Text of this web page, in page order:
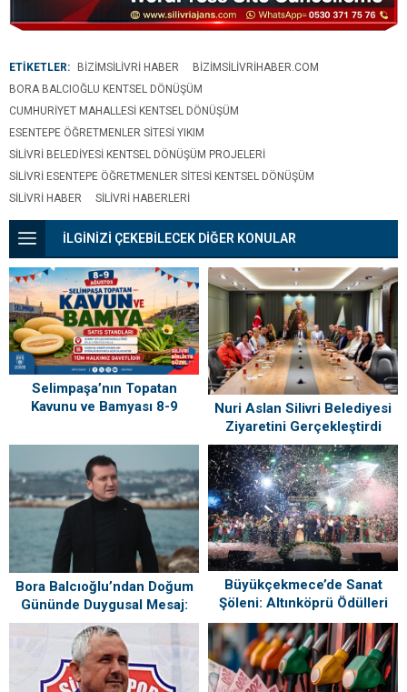
ETİKETLER: BIZIMSILIVRI HABER
BIZIMSILIVRIHABER.COM
BORA BALCIOĞLU KENTSEL DÖNÜŞÜM
CUMHURIYET MAHALLESI KENTSEL DÖNÜŞÜM
ESENTEPE ÖĞRETMENLER SITESI YIKIM
SILIVRI BELEDIYESI KENTSEL DÖNÜŞÜM PROJELERI
SILIVRI ESENTEPE ÖĞRETMENLER SITESI KENTSEL DÖNÜŞÜM
SILIVRI HABER
SILIVRI HABERLERI
İLGİNİZİ ÇEKEBİLECEK DİĞER KONULAR
Selimpaşa’nın Topatan
Kavunu ve Bamyası 8-9
Buluşuyor
Nuri Aslan Silivri Belediyesi
Ziyaretini Gerçekleştirdi
Bora Balcıoğlu’ndan Doğum
Gününde Duygusal Mesaj:
“Silivri’mi Çok Özlüyorum”
Büyükçekmece’de Sanat
Şöleni: Altınköprü Ödülleri
Sahiplerini Buldu!